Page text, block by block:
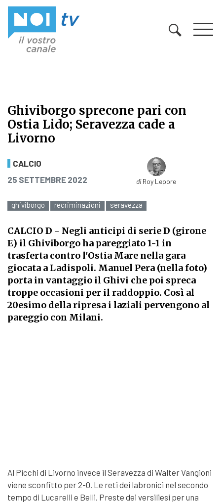
Ghiviborgo sprecone pari con
Ostia Lido; Seravezza cade a
Livorno
Ghiviborgo sprecone pari con
CALCIO
PUBBLICATO IL
25 SETTEMBRE 2022 diRoy Lepore
ghiviborgo recriminazioni seravezza
CALCIO D - Negli anticipi di serie D (girone
E) il Ghiviborgo ha pareggiato 1-1 in
trasferta contro l'Ostia Mare nella gara
giocata a Ladispoli. Manuel Pera (nella foto)
porta in vantaggio il Ghivi che poi spreca
troppe occasioni per il raddoppio. Così al
20esimo della ripresa i laziali pervengono al
pareggio con Milani.
Al Picchi di Livorno invece il Seravezza di Walter Vangioni
viene sconfitto per 2-0. Le reti dei labronici nel secondo
tempo di Lucarelli e Belli. Preste dei versiliesi per una